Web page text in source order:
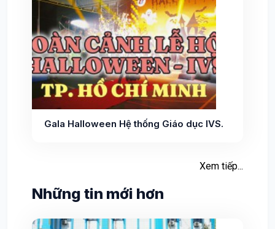
Gala Halloween Hệ thống Giáo dục IVS.
Xem tiếp...
Những tin mới hơn